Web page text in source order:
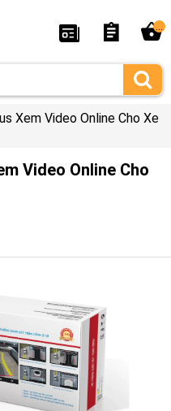
Xem Video Online Cho Xe
Video Online Cho